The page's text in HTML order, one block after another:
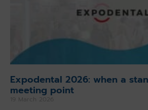
Expodental 2026: when a
meeting point
19 March 2026